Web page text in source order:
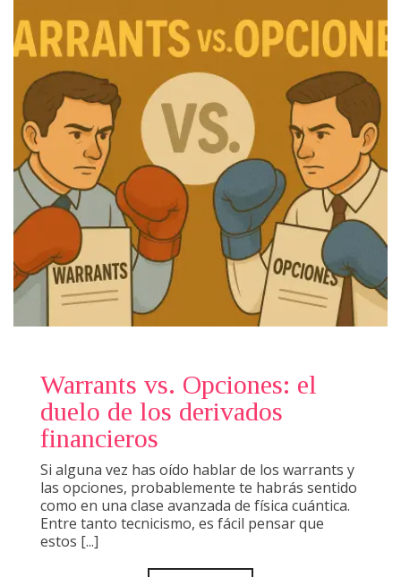
Warrants vs. Opciones: el
duelo de los derivados
financieros
Si alguna vez has oído hablar de los warrants y
las opciones, probablemente te habrás sentido
como en una clase avanzada de física cuántica.
Entre tanto tecnicismo, es fácil pensar que
estos [...]